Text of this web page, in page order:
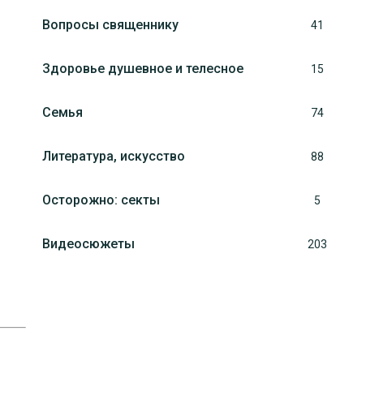
Вопросы священнику 41
Здоровье душевное и телесное 15
Семья 74
Литература, искуcство 88
Осторожно: секты 5
Видеосюжеты 203